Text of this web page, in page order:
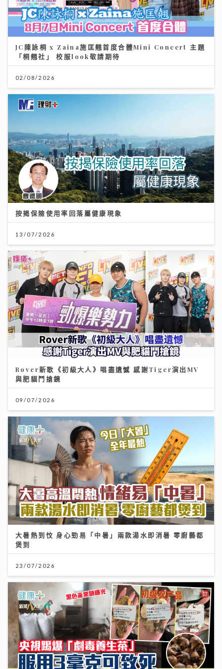
JC陳詠桐 x Zaina施匡翹首度合體Mini Concert 主題
「桐翹社」 校服look敬請期待
02/08/2026
按揭保險使用率回落屬健康現象
13/07/2026
Rover新歌《初級大人》唱盡遺憾 感謝Tiger演出MV
與肥貓鬥搶鏡
09/07/2026
大暑熱到忟 身心勁易「中暑」兩款湯水即消暑 零廚藝都
煲到
23/07/2026